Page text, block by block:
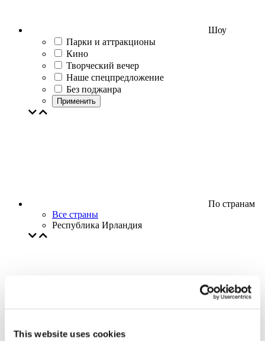
This website uses cookies
Шоу
Парки и аттракционы
Кино
Творческий вечер
Наше спецпредложение
Без поджанра
Применить
По странам
Все страны
Республика Ирландия